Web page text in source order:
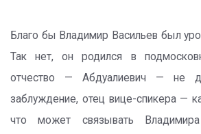
Благо бы Владимир Васильев был
Так нет, он родился в
отчество — Абдуалиевич — не
заблуждение, отец вице-спикера —
что может связывать